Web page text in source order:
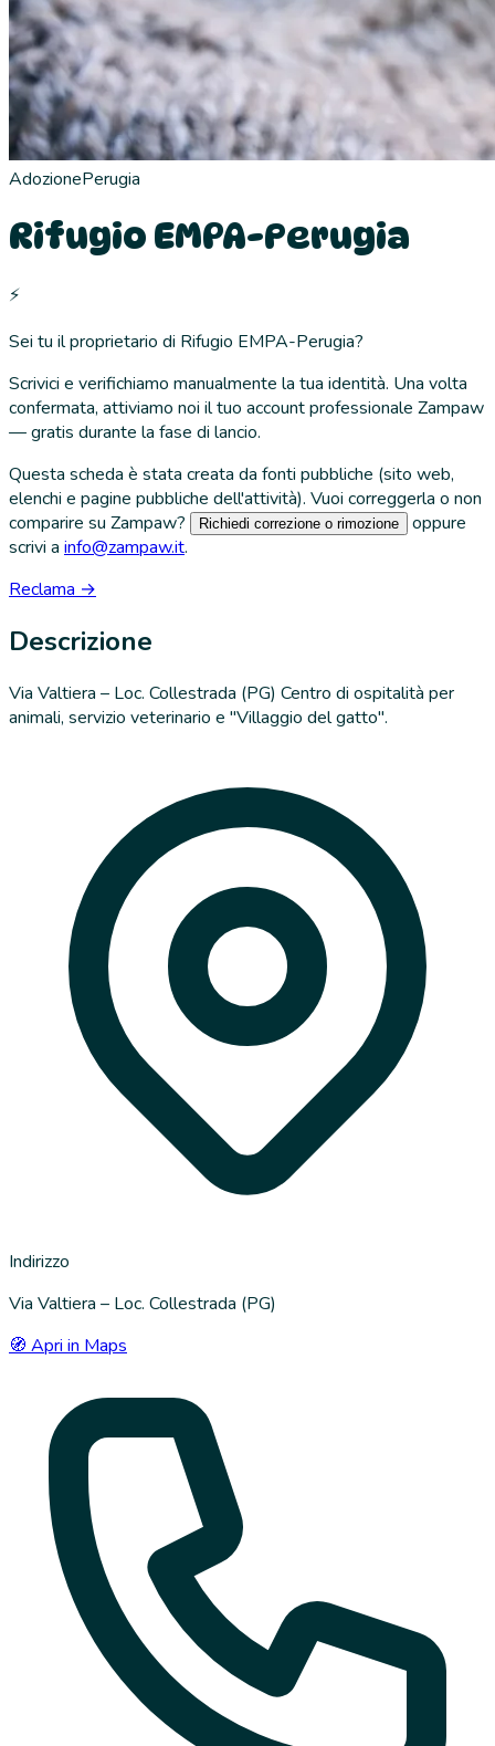
AdozionePerugia
Rifugio EMPA-Perugia
⚡
Sei tu il proprietario di Rifugio EMPA-Perugia?
Scrivici e verifichiamo manualmente la tua identità. Una volta
confermata, attiviamo noi il tuo account professionale Zampaw
— gratis durante la fase di lancio.
Questa scheda è stata creata da fonti pubbliche (sito web,
elenchi e pagine pubbliche dell'attività). Vuoi correggerla o non
comparire su Zampaw?
Richiedi correzione o rimozione
oppure
scrivi a info@zampaw.it.
Reclama →
Descrizione
Via Valtiera – Loc. Collestrada (PG) Centro di ospitalità per
animali, servizio veterinario e "Villaggio del gatto".
Indirizzo
Via Valtiera – Loc. Collestrada (PG)
🧭 Apri in Maps